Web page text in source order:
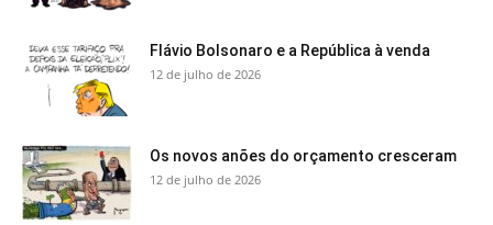
Flávio Bolsonaro e a República à venda
12 de julho de 2026
Os novos anões do orçamento cresceram
12 de julho de 2026